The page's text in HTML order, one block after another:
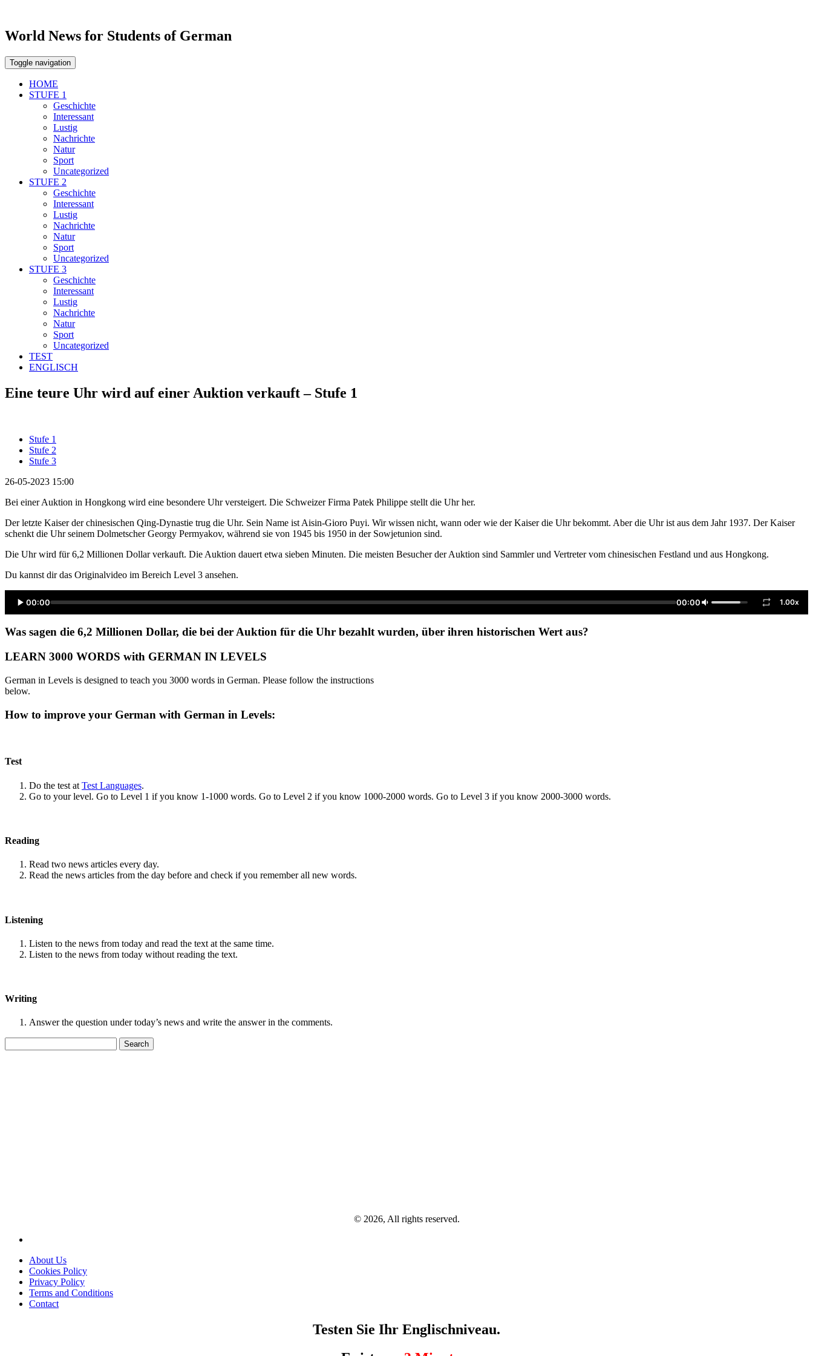
World News for Students of German
Toggle navigation
HOME
STUFE 1
Geschichte
Interessant
Lustig
Nachrichte
Natur
Sport
Uncategorized
STUFE 2
Geschichte
Interessant
Lustig
Nachrichte
Natur
Sport
Uncategorized
STUFE 3
Geschichte
Interessant
Lustig
Nachrichte
Natur
Sport
Uncategorized
TEST
ENGLISCH
Eine teure Uhr wird auf einer Auktion verkauft – Stufe 1
Stufe 1
Stufe 2
Stufe 3
26-05-2023 15:00
Bei einer Auktion in Hongkong wird eine besondere Uhr versteigert. Die Schweizer Firma Patek Philippe stellt die Uhr her.
Der letzte Kaiser der chinesischen Qing-Dynastie trug die Uhr. Sein Name ist Aisin-Gioro Puyi. Wir wissen nicht, wann oder wie der Kaiser die Uhr bekommt. Aber die Uhr ist aus dem Jahr 1937. Der Kaiser
schenkt die Uhr seinem Dolmetscher Georgy Permyakov, während sie von 1945 bis 1950 in der Sowjetunion sind.
Die Uhr wird für 6,2 Millionen Dollar verkauft. Die Auktion dauert etwa sieben Minuten. Die meisten Besucher der Auktion sind Sammler und Vertreter vom chinesischen Festland und aus Hongkong.
Du kannst dir das Originalvideo im Bereich Level 3 ansehen.
00:00 00:00 1.00x
Was sagen die 6,2 Millionen Dollar, die bei der Auktion für die Uhr bezahlt wurden, über ihren historischen Wert aus?
LEARN 3000 WORDS with GERMAN IN LEVELS
German in Levels is designed to teach you 3000 words in German. Please follow the instructions
below.
How to improve your German with German in Levels:
Test
Do the test at Test Languages.
Go to your level. Go to Level 1 if you know 1-1000 words. Go to Level 2 if you know 1000-2000 words. Go to Level 3 if you know 2000-3000 words.
Reading
Read two news articles every day.
Read the news articles from the day before and check if you remember all new words.
Listening
Listen to the news from today and read the text at the same time.
Listen to the news from today without reading the text.
Writing
Answer the question under today’s news and write the answer in the comments.
for:
© 2026, All rights reserved.
About Us
Cookies Policy
Privacy Policy
Terms and Conditions
Contact
Testen Sie Ihr Englischniveau.